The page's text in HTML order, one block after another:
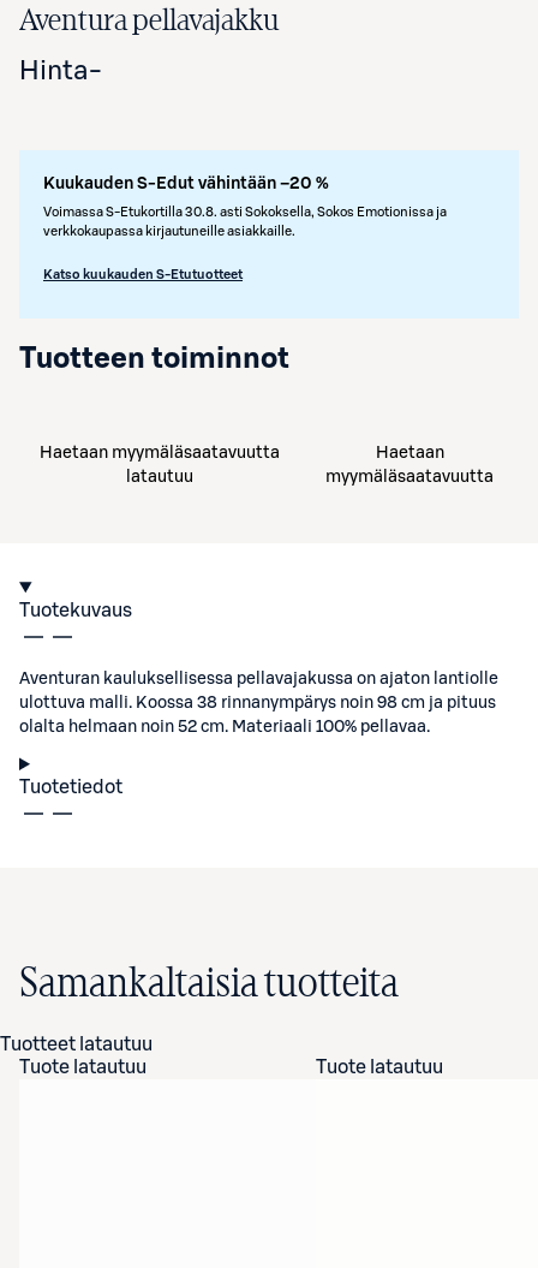
Aventura pellavajakku
Hinta-
Kuukauden S-Edut vähintään –20 %
Voimassa S-Etukortilla 30.8. asti Sokoksella, Sokos Emotionissa ja
verkkokaupassa kirjautuneille asiakkaille.
Katso kuukauden S-Etutuotteet
Tuotteen toiminnot
Haetaan myymäläsaatavuutta
latautuu
Haetaan
myymäläsaatavuutta
Tuotekuvaus
Aventuran kauluksellisessa pellavajakussa on ajaton lantiolle
ulottuva malli. Koossa 38 rinnanympärys noin 98 cm ja pituus
olalta helmaan noin 52 cm. Materiaali 100% pellavaa.
Tuotetiedot
Samankaltaisia tuotteita
Tuotteet latautuu
Tuote latautuu
Tuote latautuu